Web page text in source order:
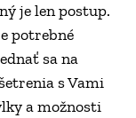
je len postup.
potrebné
sa na
s Vami
a možnosti